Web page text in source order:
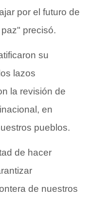
por el futuro de
precisó.
su
lazos
la revisión de
en
pueblos.
de hacer
de nuestros